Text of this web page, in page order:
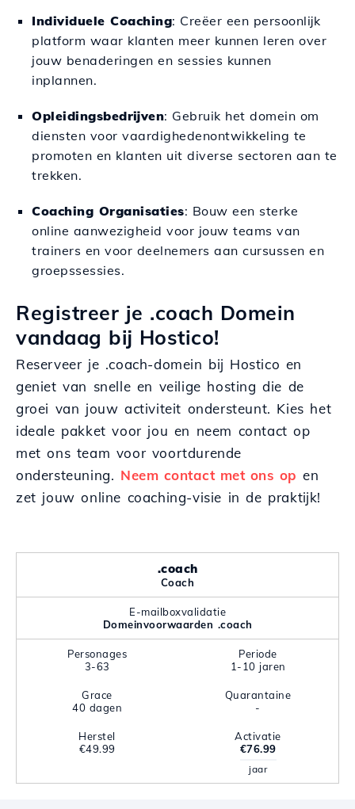
Individuele Coaching: Creëer een persoonlijk
platform waar klanten meer kunnen leren over
jouw benaderingen en sessies kunnen
inplannen.
Opleidingsbedrijven: Gebruik het domein om
diensten voor vaardighedenontwikkeling te
promoten en klanten uit diverse sectoren aan te
trekken.
Coaching Organisaties: Bouw een sterke
online aanwezigheid voor jouw teams van
trainers en voor deelnemers aan cursussen en
groepssessies.
Registreer je .coach Domein
vandaag bij Hostico!
Reserveer je .coach-domein bij Hostico en
geniet van snelle en veilige hosting die de
groei van jouw activiteit ondersteunt. Kies het
ideale pakket voor jou en neem contact op
met ons team voor voortdurende
ondersteuning. Neem contact met ons op en
zet jouw online coaching-visie in de praktijk!
.coach
Coach
E-mailboxvalidatie
Domeinvoorwaarden .coach
Personages
3-63
Periode
1-10 jaren
Grace
40 dagen
Quarantaine
-
Herstel
€49.99
Activatie
€76.99
jaar